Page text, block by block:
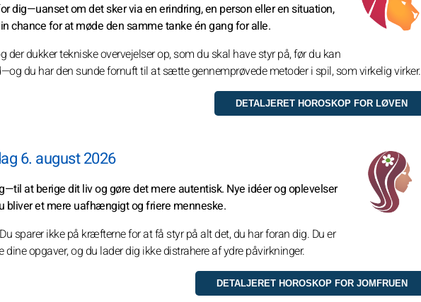
dig—uanset om det sker via en erindring, en person eller en situation,
chance for at møde den samme tanke én gang for alle.
der dukker tekniske overvejelser op, som du skal have styr på, før du kan
du har den sunde fornuft til at sætte gennemprøvede metoder i spil, som virkelig virker.
6. august 2026
at berige dit liv og gøre det mere autentisk. Nye idéer og oplevelser
bliver et mere uafhængigt og friere menneske.
sparer ikke på kræfterne for at få styr på alt det, du har foran dig. Du er
opgaver, og du lader dig ikke distrahere af ydre påvirkninger.